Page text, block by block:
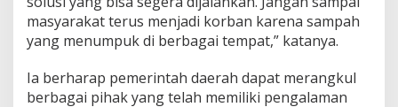
masyarakat terus menjadi korban karena sampah
yang menumpuk di berbagai tempat,” katanya.
Ia berharap pemerintah daerah dapat merangkul
berbagai pihak yang telah memiliki pengalaman